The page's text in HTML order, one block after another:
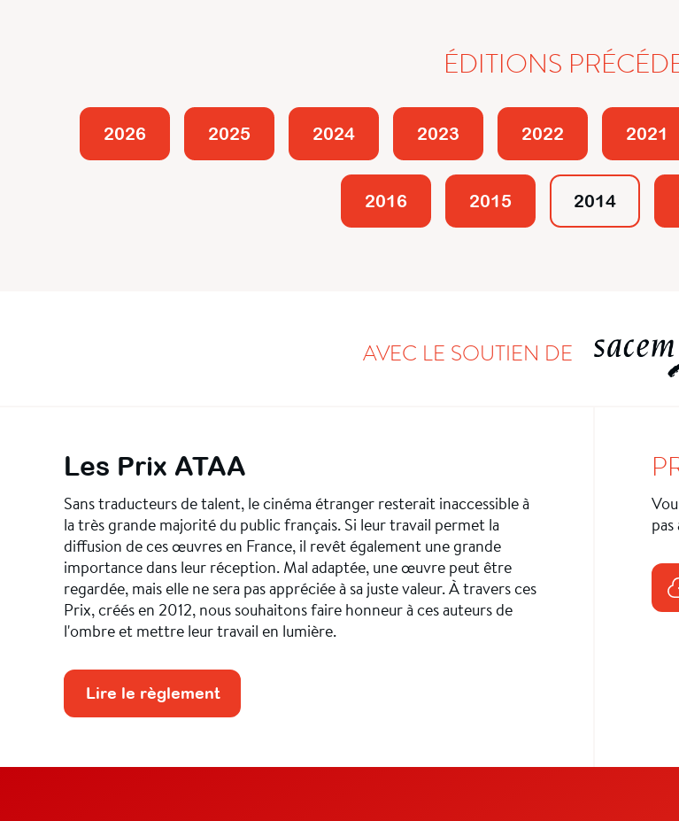
ÉDITIONS
2026 2025 2024 2023 2022 2021
2016 2015 2014
AVEC LE SOUTIEN DE
Les Prix ATAA
Sans traducteurs de talent, le cinéma étranger resterait inaccessible à
la très grande majorité du public français. Si leur travail permet la
diffusion de ces œuvres en France, il revêt également une grande
importance dans leur réception. Mal adaptée, une œuvre peut être
regardée, mais elle ne sera pas appréciée à sa juste valeur. À travers ces
Prix, créés en 2012, nous souhaitons faire honneur à ces auteurs de
l'ombre et mettre leur travail en lumière.
Lire le règlement